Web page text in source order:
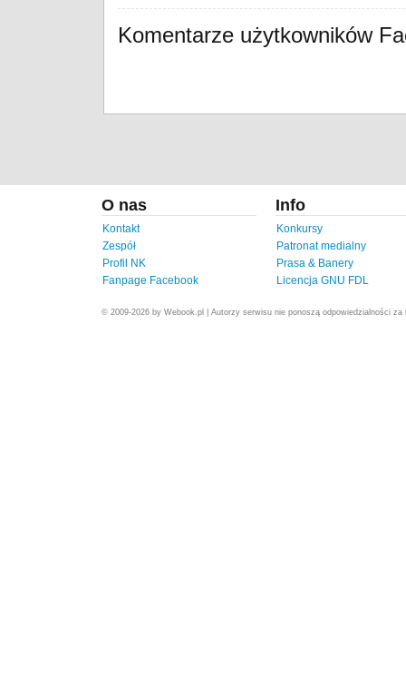
Komentarze użytkowników
O nas
Kontakt
Zespół
Profil NK
Fanpage Facebook
Info
Konkursy
Patronat medialny
Prasa & Banery
Licencja GNU FDL
© 2009-2026 by Webook.pl | Autorzy serwisu nie ponoszą odpowiedzialności